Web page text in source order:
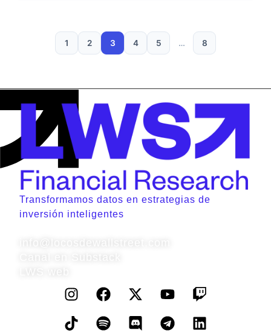
1 2 3 4 5 … 8
Transformamos datos en estrategias de
inversión inteligentes
info@locosdewallstreet.com